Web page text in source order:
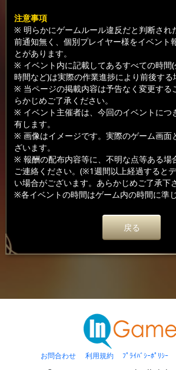
注意事項
※ 明らかにゲームルール違反だと判断され
前通知無く、個別プレイヤー様をイベント
とがあります。
※ イベント内に記載してあるすべての時間
時間など)は実際の作業進捗により前後する
※ 当ページの掲載内容は予告なく変更する
らかじめご了承ください。
※ イベント主催者は、今回のイベントにつ
有します。
※ 画像はイメージです。実際のゲーム画面
ざいます。
※ 報酬の配布内容等に、不明な点等ある場
ご連絡ください。(※1週間以上経過すると
い場合がございます。あらかじめご了承下
※各イベントの時間はゲーム内の時間に準じ
戻る
お問合わせ 利用規約 ﾌﾟﾗｲﾊﾞｼｰﾎﾟﾘｼｰ